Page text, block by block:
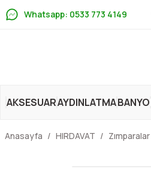
Whatsapp: 0533 773 4149
AKSESUARAYDINLATMABANYO
Anasayfa HIRDAVAT Zımparalar